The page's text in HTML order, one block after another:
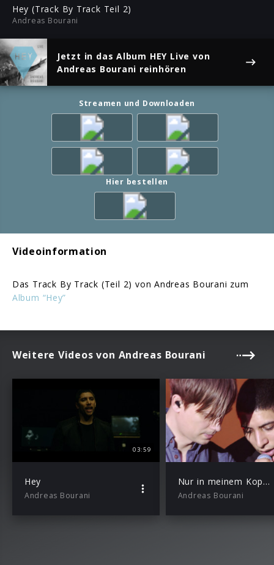
Hey (Track By Track Teil 2)
Andreas Bourani
Jetzt in das Album HEY Live von
Andreas Bourani reinhören
Streamen und Downloaden
Hier bestellen
Videoinformation
Das Track By Track (Teil 2) von Andreas Bourani zum
Album “Hey”
Weitere Videos von Andreas Bourani
03:59
Hey
Andreas Bourani
Nur in meinem Kopf (Live)
Andreas Bourani